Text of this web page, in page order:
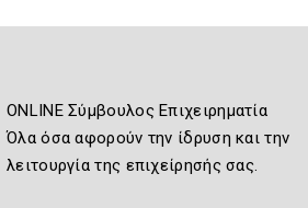
ONLINE Σύμβουλος Επιχειρηματία
Όλα όσα αφορούν την ίδρυση και την
λειτουργία της επιχείρησής σας.